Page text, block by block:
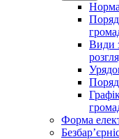
Види
Форма